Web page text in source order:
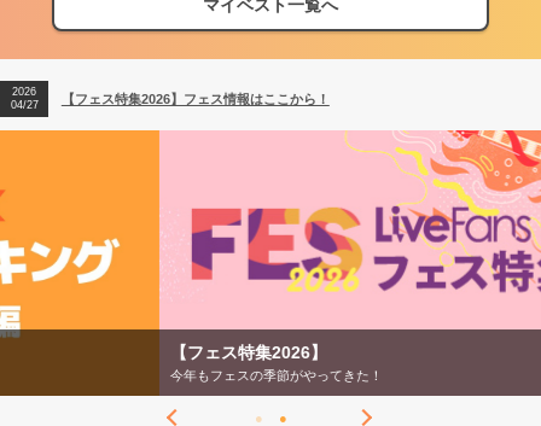
マイベスト一覧へ
【フェス特集2026】フェス情報はここから！
【ライブ動員ランキング】2026年上半期編発表！
2026
04/27
【フェス特集2026】フェス情報はここから！
2026
【ライブ動員ランキング】2026年上半期編発表！
今年もフェスの季節がやってきた！